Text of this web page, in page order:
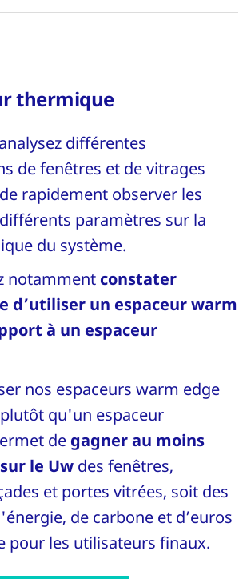
thermique
différentes
de fenêtres et de vitrages
rapidement observer les
paramètres sur la
du système.
notamment constater
d’utiliser un espaceur warm
à un espaceur
nos espaceurs warm edge
qu'un espaceur
de gagner au moins
le Uw des fenêtres,
et portes vitrées, soit des
de carbone et d’euros
pour les utilisateurs finaux.